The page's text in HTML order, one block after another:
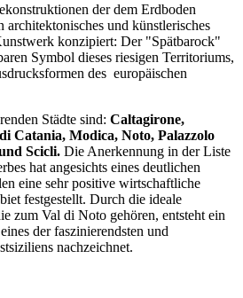
der dem Erdboden
architektonisches und künstlerisches
konzipiert: Der "Spätbarock"
Symbol dieses riesigen Territoriums,
des europäischen
Städte sind: Caltagirone,
Catania, Modica, Noto, Palazzolo
Scicli. Die Anerkennung in der Liste
hat angesichts eines deutlichen
eine sehr positive wirtschaftliche
festgestellt. Durch die ideale
zum Val di Noto gehören, entsteht ein
der faszinierendsten und
nachzeichnet.